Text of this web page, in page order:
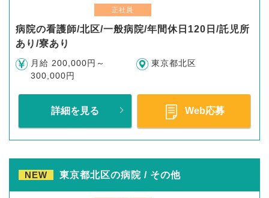
正社員
病院の看護師/北区/一般病院/年間休日120日/託児所
あり/寮あり
月給 200,000円～
300,000円
東京都北区
詳細を見る Web応募
NEW 東京都北区の病院 / その他